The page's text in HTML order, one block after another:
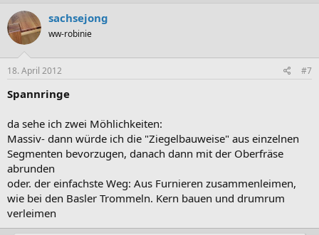
sachsejong
ww-robinie
18. April 2012 #7
Spannringe
da sehe ich zwei Möhlichkeiten:
Massiv- dann würde ich die "Ziegelbauweise" aus einzelnen
Segmenten bevorzugen, danach dann mit der Oberfräse
abrunden
oder. der einfachste Weg: Aus Furnieren zusammenleimen,
wie bei den Basler Trommeln. Kern bauen und drumrum
verleimen